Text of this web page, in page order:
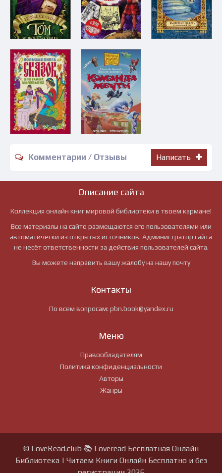
Комментарии / Отзывы Написать
Описание сайта
Коллекция онлайн книг мировой библиотеки в твоем кармане!
Все материалы на сайте размещаются его пользователями или
автоматически из открытых источников. Администратор сайта
не несёт ответственности за действия пользователей сайта.
Вы можете направить вашу жалобу на нашу почту
Контакты
По всем вопросам: pbn.book@yandex.ru
Меню
Правообладателям
Политика конфиденциальности
Авторы
Жанры
© LoveRead.club 📚 Loveread Бесплатная Онлайн
Библиотека | Читаем Книги Онлайн Бесплатно и без